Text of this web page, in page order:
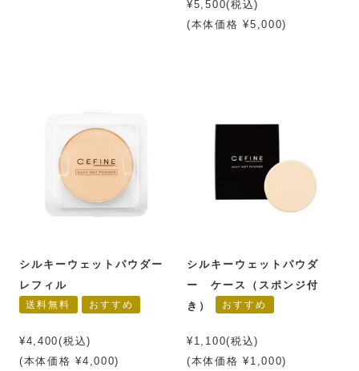
¥5,500(税込)
(本体価格 ¥5,000)
シルキーウェットパウダー
レフィル
送料無料 おすすめ
¥4,400(税込)
(本体価格 ¥4,000)
シルキーウェットパウダ
ー ケース（スポンジ付
き）
おすすめ
¥1,100(税込)
(本体価格 ¥1,000)